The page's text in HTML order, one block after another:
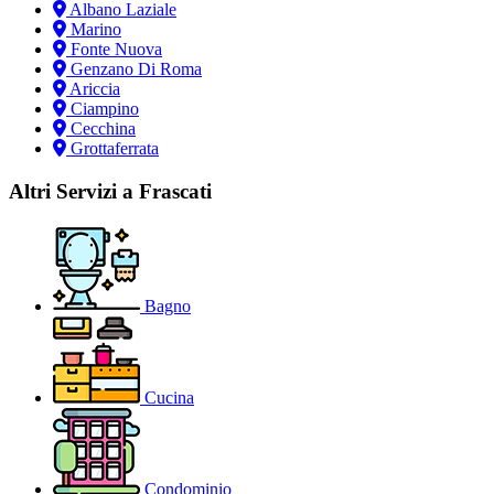
Albano Laziale
Marino
Fonte Nuova
Genzano Di Roma
Ariccia
Ciampino
Cecchina
Grottaferrata
Altri Servizi a Frascati
Bagno
Cucina
Condominio